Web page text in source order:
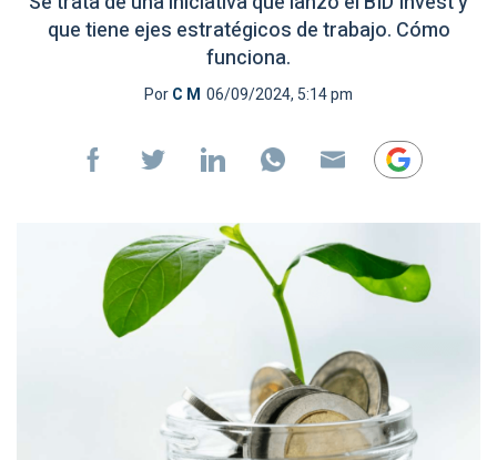
que tiene ejes estratégicos de trabajo. Cómo
funciona.
PorC M 06/09/2024, 5:14 pm